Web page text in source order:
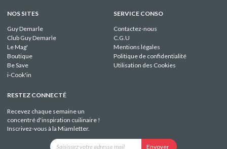
NOS SITES
Guy Demarle
Club Guy Demarle
Le Mag'
Boutique
Be Save
i-Cook'in
SERVICE CONSO
Contactez-nous
C.G.U
Mentions légales
Politique de confidentialité
Utilisation des Cookies
RESTEZ CONNECTÉ
Recevez chaque semaine un
concentré d'inspiration cuilinaire !
Inscrivez-vous à la Miamletter.